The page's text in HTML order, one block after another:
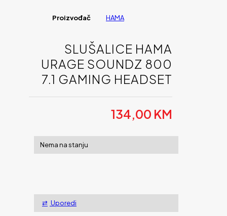
Proizvođač HAMA
SLUŠALICE HAMA
URAGE SOUNDZ 800
7.1 GAMING HEADSET
134,00 KM
Nema na stanju
Uporedi